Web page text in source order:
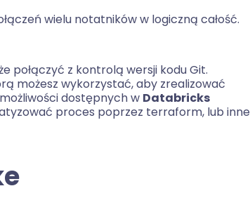
wielu notatników w logiczną całość.
połączyć z kontrolą wersji kodu Git.
możesz wykorzystać, aby zrealizować
dostępnych w Databricks
proces poprzez terraform, lub inne